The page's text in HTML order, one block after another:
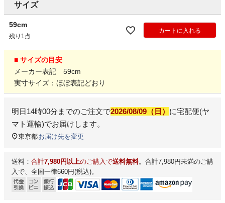
サイズ
59cm
残り1点
カートに入れる
■ サイズの目安
メーカー表記 59cm
実寸サイズ：ほぼ表記どおり
明日14時00分 までのご注文で2026/08/09（日） に宅配便(ヤ
マト運輸)でお届けします。
東京都お届け先を変更
送料： 合計7,980円以上のご購入で送料無料。合計7,980円未満のご購
入で、全国一律660円(税込)。